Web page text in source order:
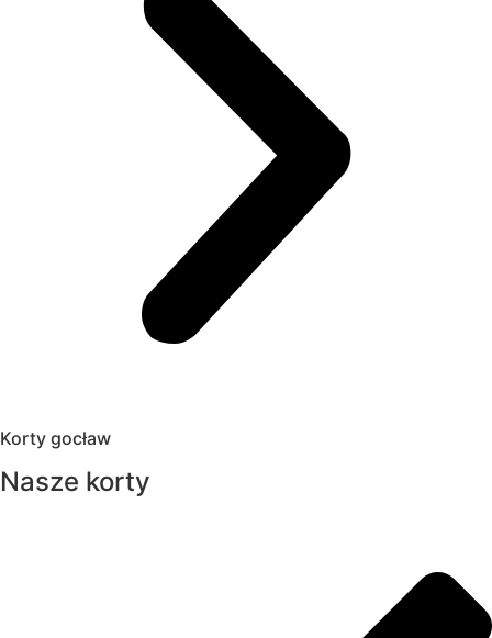
Korty gocław
Nasze korty